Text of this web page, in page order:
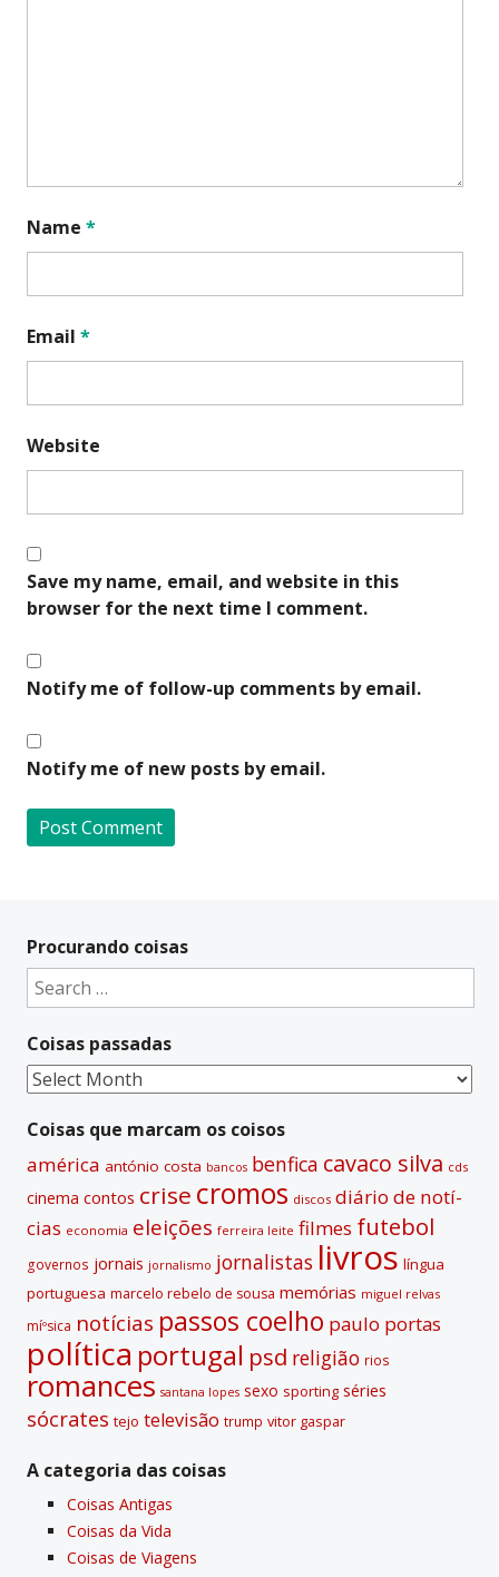
Name *
Email *
Website
Save my name, email, and website in this
browser for the next time I comment.
Notify me of follow-up comments by email.
Notify me of new posts by email.
t
e
a
t
i
v
Procurando coisas
Search
for:
Coisas passadas
Coisas
Coisas que marcam os coisos
américa antónio costa bancos benfica cavaco silva cds
cinema contos crise cromos discos diário de notí­
cias economia eleições ferreira leite filmes futebol
governos jornais jornalismo jornalistas livros lí­ngua
portuguesa marcelo rebelo de sousa memórias miguel relvas
míºsica notí­cias passos coelho paulo portas
polí­tica portugal psd religião rios
romances santana lopes sexo sporting séries
sócrates tejo televisão trump vitor gaspar
A categoria das coisas
Coisas Antigas
Coisas da Vida
Coisas de Viagens